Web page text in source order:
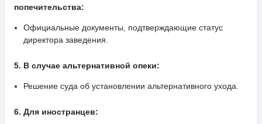
попечительства:
Официальные документы, подтверждающие статус
директора заведения.
5. В случае альтернативной опеки:
Решение суда об установлении альтернативного ухода.
6. Для иностранцев: